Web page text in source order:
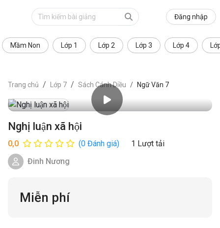
Đăng nhập
Mầm Non Lớp 1 Lớp 2 Lớp 3 Lớp 4
Trang chủ Lớp 7 Sách Cánh Diều Ngữ Văn 7
Nghị luận xã hội
0,0 (0 Đánh giá)
1 Lượt tải
Đinh Nương
Miễn phí